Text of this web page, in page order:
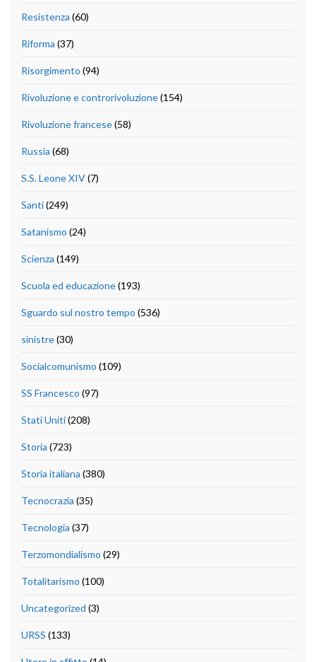
Resistenza (60)
Riforma (37)
Risorgimento (94)
Rivoluzione e controrivoluzione(154)
Rivoluzione francese(58)
Russia (68)
S.S. Leone XIV(7)
Santi(249)
Satanismo (24)
Scienza (149)
Scuola ed educazione(193)
Sguardo sul nostro tempo (536)
sinistre(30)
Socialcomunismo (109)
SS Francesco (97)
Stati Uniti(208)
Storia (723)
Storia italiana (380)
Tecnocrazia (35)
Tecnologia (37)
Terzomondialismo (29)
Totalitarismo (100)
Uncategorized (3)
URSS (133)